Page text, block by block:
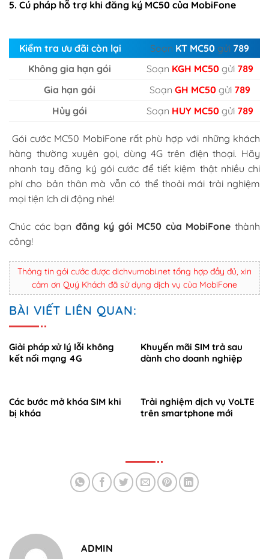
5. Cú pháp hỗ trợ khi đăng ký MC50 của MobiFone
Kiểm tra ưu đãi còn lại Soạn KT MC50gửi 789
Không gia hạn gói
Soạn KGH MC50gửi 789
Gia hạn gói
Soạn GH MC50 gửi 789
Hủy gói
Soạn HUY MC50gửi 789
Gói cước MC50 MobiFone rất phù hợp với những khách
hàng thường xuyên gọi, dùng 4G trên điện thoại. Hãy
nhanh tay đăng ký gói cước để tiết kiệm thật nhiều chi
phí cho bản thân mà vẫn có thể thoải mái trải nghiệm
mọi tiện ích di động nhé!
Chúc các bạn đăng ký gói MC50 của MobiFone thành
công!
Thông tin gói cước được dichvumobi.net tổng hợp đầy đủ, xin
cảm ơn Quý Khách đã sử dụng dịch vụ của MobiFone
BÀI VIẾT LIÊN QUAN:
Giải pháp xử lý lỗi không
kết nối mạng 4G
Khuyến mãi SIM trả sau
dành cho doanh nghiệp
Các bước mở khóa SIM khi
bị khóa
Trải nghiệm dịch vụ VoLTE
trên smartphone mới
ADMIN